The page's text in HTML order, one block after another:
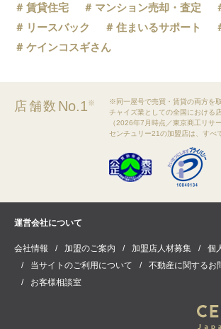
賃貸住宅
マンション売却・査定
リースバック
住まいるサポート
ケインコスギさん
店舗数 No.1※
※同一屋号で売買・賃貸の両方を
チャイズ業としての全国における
（2026年7月時点／東京商工リサ
センチュリー21の加盟店は、すべ
運営会社について
会社情報 加盟のご案内 加盟店人材募集
個
当サイトのご利用について
不動産に関するお
お客様相談室